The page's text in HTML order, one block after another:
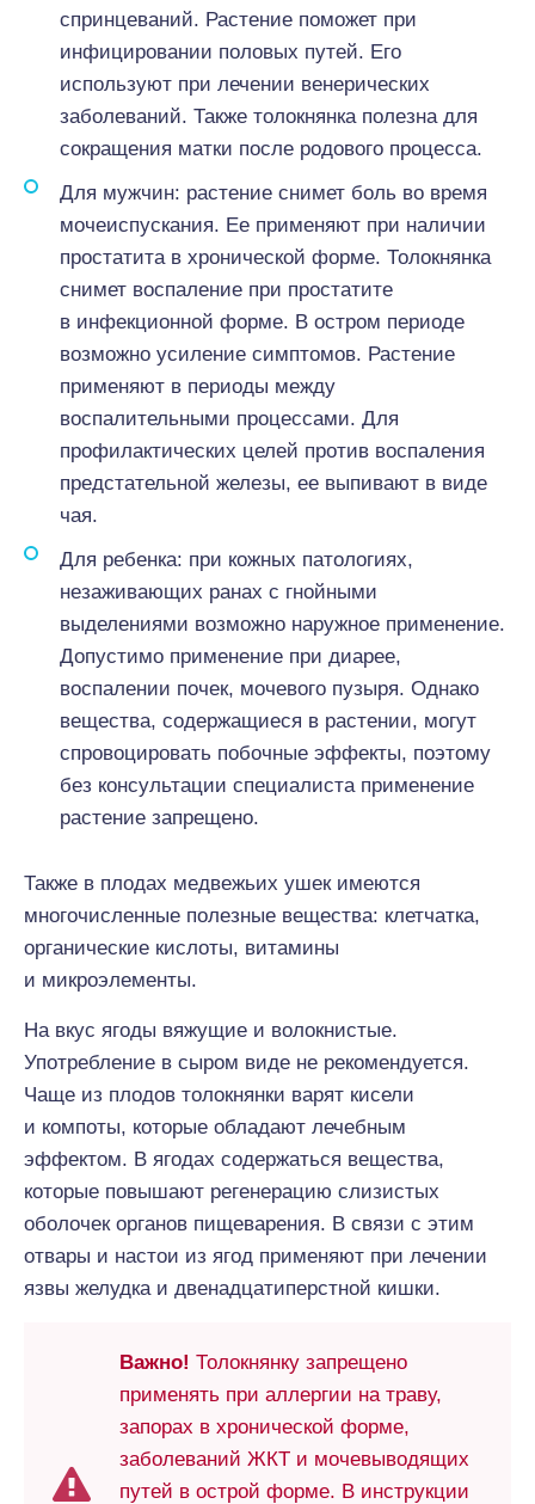
спринцеваний. Растение поможет при
инфицировании половых путей. Его
используют при лечении венерических
заболеваний. Также толокнянка полезна для
сокращения матки после родового процесса.
Для мужчин: растение снимет боль во время
мочеиспускания. Ее применяют при наличии
простатита в хронической форме. Толокнянка
снимет воспаление при простатите
в инфекционной форме. В остром периоде
возможно усиление симптомов. Растение
применяют в периоды между
воспалительными процессами. Для
профилактических целей против воспаления
предстательной железы, ее выпивают в виде
чая.
Для ребенка: при кожных патологиях,
незаживающих ранах с гнойными
выделениями возможно наружное применение.
Допустимо применение при диарее,
воспалении почек, мочевого пузыря. Однако
вещества, содержащиеся в растении, могут
спровоцировать побочные эффекты, поэтому
без консультации специалиста применение
растение запрещено.
Также в плодах медвежьих ушек имеются
многочисленные полезные вещества: клетчатка,
органические кислоты, витамины
и микроэлементы.
На вкус ягоды вяжущие и волокнистые.
Употребление в сыром виде не рекомендуется.
Чаще из плодов толокнянки варят кисели
и компоты, которые обладают лечебным
эффектом. В ягодах содержаться вещества,
которые повышают регенерацию слизистых
оболочек органов пищеварения. В связи с этим
отвары и настои из ягод применяют при лечении
язвы желудка и двенадцатиперстной кишки.
Важно! Толокнянку запрещено
применять при аллергии на траву,
запорах в хронической форме,
заболеваний ЖКТ и мочевыводящих
путей в острой форме. В инструкции